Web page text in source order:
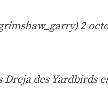
2
des Yardbirds